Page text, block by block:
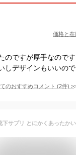
価格と在
のですが厚手なので
しデザインもいいので
のおすすめコメント (2件) >